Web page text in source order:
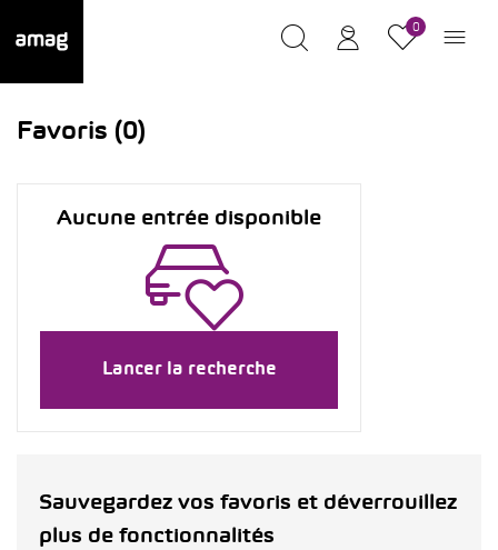
0
Favoris (0)
Sauvegardez vos favoris et déverrouillez
plus de fonctionnalités
Aucune entrée disponible
Lancer la recherche